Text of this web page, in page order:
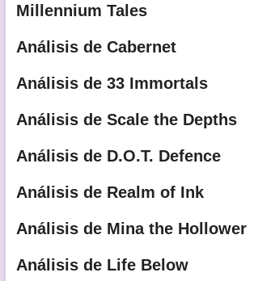
Millennium Tales
Análisis de Cabernet
Análisis de 33 Immortals
Análisis de Scale the Depths
Análisis de D.O.T. Defence
Análisis de Realm of Ink
Análisis de Mina the Hollower
Análisis de Life Below